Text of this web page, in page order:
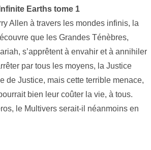
Earths tome 1
Allen à travers les mondes infinis, la
que les Grandes Ténèbres,
s’apprêtent à envahir et à annihiler
par tous les moyens, la Justice
de Justice, mais cette terrible menace,
bien leur coûter la vie, à tous.
le Multivers serait-il néanmoins en